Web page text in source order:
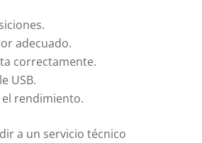
adecuado.
correctamente.
USB.
rendimiento.
a un servicio técnico